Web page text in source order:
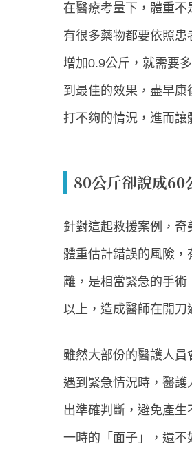
在醫療考量下，體重
有很多藥物都要依照
增加0.9公斤，就需要
到最佳的效果，盡早
打不夠的情況，進而讓
80公斤卻說成60
針對這起救援案例，
體重估計錯誤的風險
離，是相當緊急的手
以上，造成醫師在開刀
雖然大部份的醫護人
遇到緊急情況時，醫
出準確判斷，避免產
一時的「面子」，還不